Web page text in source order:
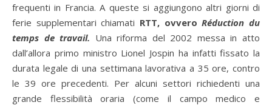
frequenti in Francia. A queste si aggiungono altri giorni di
ferie supplementari chiamati RTT, ovveroRéduction du
temps de travail. Una riforma del 2002 messa in atto
dall’allora primo ministro Lionel Jospin ha infatti fissato la
durata legale di una settimana lavorativa a 35 ore, contro
le 39 ore precedenti. Per alcuni settori richiedenti una
grande flessibilità oraria (come il campo medico e